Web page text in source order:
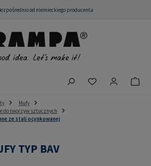
od niemieckiego producenta
Masz 0
Mufy
do tworzyw sztucznych
ze stali ocynkowanej
TYP BAV